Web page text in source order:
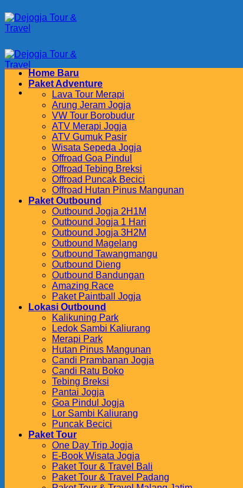
to
content
Home Baru
Paket Adventure
Lava Tour Merapi
Arung Jeram Jogja
VW Tour Borobudur
ATV Merapi Jogja
ATV Gumuk Pasir
Wisata Sepeda Jogja
Offroad Goa Pindul
Offroad Tebing Breksi
Offroad Puncak Becici
Offroad Hutan Pinus Mangunan
Paket Outbound
Outbound Jogja 2H1M
Outbound Jogja 1 Hari
Outbound Jogja 3H2M
Outbound Magelang
Outbound Tawangmangu
Outbound Dieng
Outbound Bandungan
Amazing Race
Paket Paintball Jogja
Lokasi Outbound
Kalikuning Park
Ledok Sambi Kaliurang
Merapi Park
Hutan Pinus Mangunan
Candi Prambanan Jogja
Candi Ratu Boko
Tebing Breksi
Pantai Jogja
Goa Pindul Jogja
Lor Sambi Kaliurang
Puncak Becici
Paket Tour
One Day Trip Jogja
E-Book Wisata Jogja
Paket Tour & Travel Bali
Paket Tour & Travel Padang